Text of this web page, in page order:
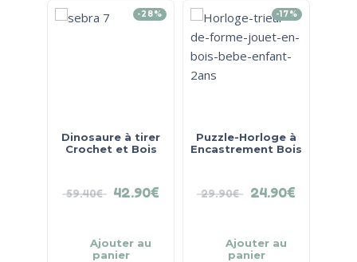
-28%
Dinosaure à tirer
Crochet et Bois
59.40€ 42.90€
Ajouter au
panier
-17%
Puzzle-Horloge à
Encastrement Bois
29.90€ 24.90€
Ajouter au
panier